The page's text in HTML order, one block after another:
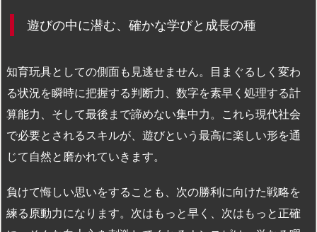
遊びの中に潜む、確かな学びと成長の種
知育玩具としての側面も見逃せません。目まぐるしく変わ
る状況を瞬時に把握する判断力、数字を素早く処理する計
算能力、そして最後まで諦めない集中力。これら現代社会
で必要とされるスキルが、遊びという最高に楽しい形を通
じて自然と磨かれていきます。
負けて悔しい思いをすることも、次の勝利に向けた戦略を
練る原動力になります。次はもっと早く、次はもっと正確